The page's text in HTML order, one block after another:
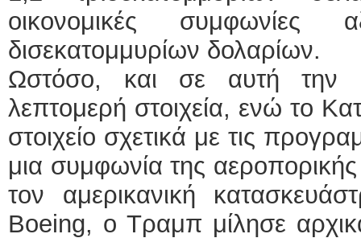
οικονομικές
δισεκατομμυρίων δολαρίων.
Ωστόσο, και σε αυτή την
λεπτομερή στοιχεία, ενώ το
στοιχείο σχετικά με τις
μια συμφωνία της
τον αμερικανική
Boeing, ο Τραμπ μίλησε